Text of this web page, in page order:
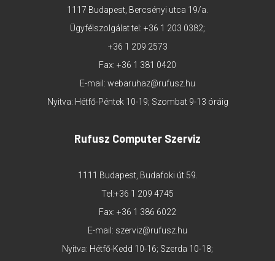
1117 Budapest, Bercsényi utca 19/a.
Ügyfélszolgálat tel: +36 1 203 0382;
+36 1 209 2573
Fax: +36 1 381 0420
E-mail: webaruhaz@rufusz.hu
Nyitva: Hétfő-Péntek 10-19; Szombat 9-13 óráig
Rufusz Computer Szerviz
1111 Budapest, Budafoki út 59.
Tel:+36 1 209 4745
Fax: +36 1 386 6022
E-mail: szerviz@rufusz.hu
Nyitva: Hétfő-Kedd 10-16; Szerda 10-18;